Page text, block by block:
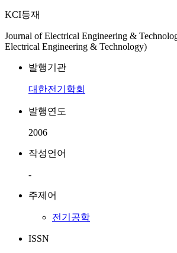
KCI등재
Journal of Electrical Engineering &
Electrical Engineering & Technology)
발행기관
대한전기학회
발행연도
2006
작성언어
-
주제어
전기공학
ISSN